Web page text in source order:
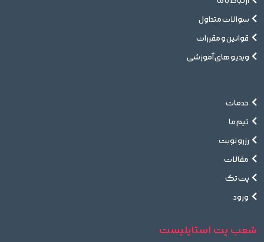
سوالات متداول
قوانین و مقررات
ویدیو های آموزشی
خدمات
تیم ما
رزرو نوبت
مقالات
پت تگ
ورود
شعب پت استایلیست